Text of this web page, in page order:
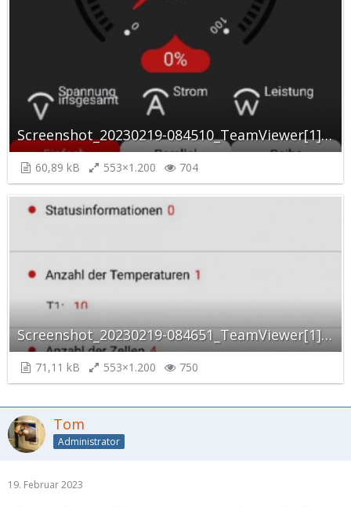
Screenshot_20230219-084510_TeamViewer[1]_autoscaled.jpg
60,89 kB 553×1.200 704
Screenshot_20230219-084651_TeamViewer[1]_autoscaled.jpg
71,11 kB 553×1.200 750
Tom
Administrator
19. Februar 2023